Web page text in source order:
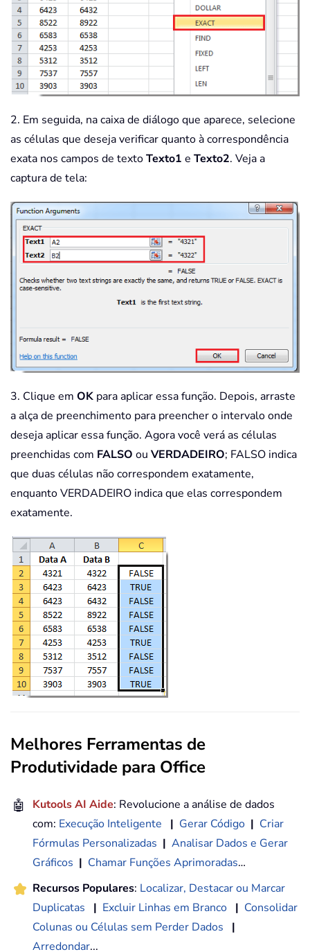
2. Em seguida, na caixa de diálogo que aparece, selecione
as células que deseja verificar quanto à correspondência
exata nos campos de textoTexto1 e Texto2. Veja a
captura de tela:
3. Clique em OK para aplicar essa função. Depois, arraste
a alça de preenchimento para preencher o intervalo onde
deseja aplicar essa função. Agora você verá as células
preenchidas com FALSO ou VERDADEIRO; FALSO indica
que duas células não correspondem exatamente,
enquanto VERDADEIRO indica que elas correspondem
exatamente.
Melhores Ferramentas de
Produtividade para Office
🤖 Kutools AI Aide: Revolucione a análise de dados
com: Execução Inteligente | Gerar Código | Criar
Fórmulas Personalizadas | Analisar Dados e Gerar
Gráficos | Chamar Funções Aprimoradas…
Recursos Populares: Localizar, Destacar ou Marcar
Duplicatas
| Excluir Linhas em Branco | Consolidar
Colunas ou Células sem Perder Dados
|
Arredondar...